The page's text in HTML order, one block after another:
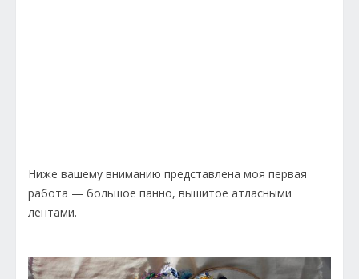
Ниже вашему вниманию представлена моя первая
работа — большое панно, вышитое атласными
лентами.